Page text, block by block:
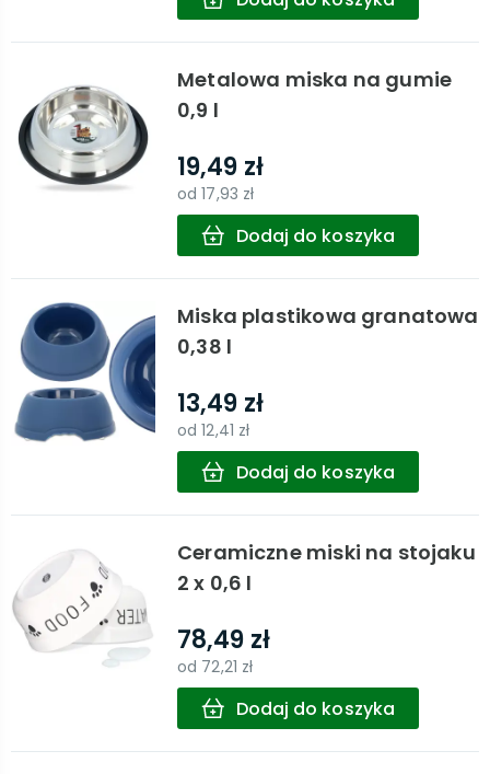
Metalowa miska na gumie
0,9 l
19,49 zł
od17,93 zł
Dodaj do koszyka
Miska plastikowa granatowa
0,38 l
13,49 zł
od12,41 zł
Dodaj do koszyka
Ceramiczne miski na stojaku
2 x 0,6 l
78,49 zł
od 72,21 zł
Dodaj do koszyka